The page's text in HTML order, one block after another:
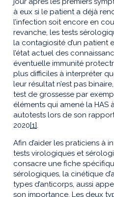
à eux si le patient a déjà
l’infection soit encore en
revanche, les tests
la contagiosité d’un patient
l’état actuel des
éventuelle immunité
plus difficiles à interpréter
leur résultat n’est pas
test de grossesse par
éléments qui amené la HAS
autotests lors de son
2020[1].
Afin d’aider les praticiens à
tests virologiques et
consacre une fiche
sérologiques, la cinétique
types d’anticorps, aussi
son importance. Les deux